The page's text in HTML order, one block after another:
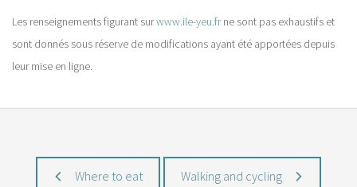
Les renseignements figurant surwww.ile-yeu.frne sont pas exhaustifs et
sont donnés sous réserve de modifications ayant été apportées depuis
leur mise en ligne.
Where to eat Walking and cycling